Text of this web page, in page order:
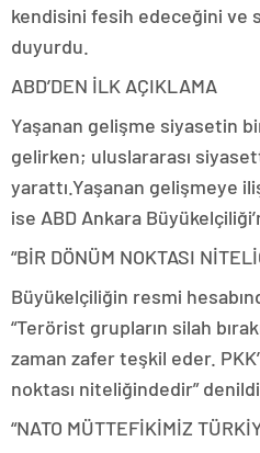
kendisini fesih edeceğini ve
duyurdu.
ABD’DEN İLK AÇIKLAMA
Yaşanan gelişme siyasetin
gelirken; uluslararası
yarattı.Yaşanan gelişmeye
ise ABD Ankara
“BİR DÖNÜM NOKTASI
Büyükelçiliğin resmi
“Terörist grupların silah
zaman zafer teşkil eder.
noktası niteliğindedir” denildi.
“NATO MÜTTEFİKİMİZ